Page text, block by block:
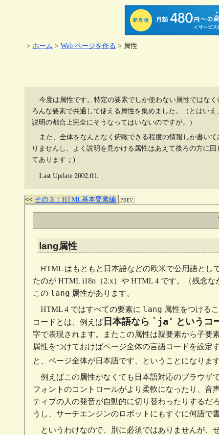
> ホーム > Web ページを作る > 属性
今度は属性です。特定の要素でしか使わない属性ではなく
ろんな要素で共通して使える属性を集めました。（とはいえ
説明の都合上完全にそうなってはいないのですが。）
また、全体をなんとなく俯瞰できる程度の情報しか書いて
りませんし、よく説明を見かける属性はあえて後ろの方に回
てあります ;)
Last Update 2002.01.
その３：HTML基本要素編
lang属性
HTML はもともと日本語などの欧米で公用語とし
たのが HTML i18n（2.x）や HTML 4 です。（残念
この lang 属性があります。
HTML 4 ではすべての要素に lang 属性をつける
コードとは、例えば 日本語なら `ja' というコ
字で表現されます。またこの属性は親要素から子
属性をつけておけばページ全体の言語コードを設定
と、ページ全体が日本語です、ということになりま
例えばこの属性がなくても日本語対応のブラウザ
フォントのコントロールがより柔軟になったり、音
ティブの人の発音が自動的に切り替わったりするだ
うし、サーチエンジンのロボットにもすぐに何語で
というわけなので、別に必須ではありませんが、